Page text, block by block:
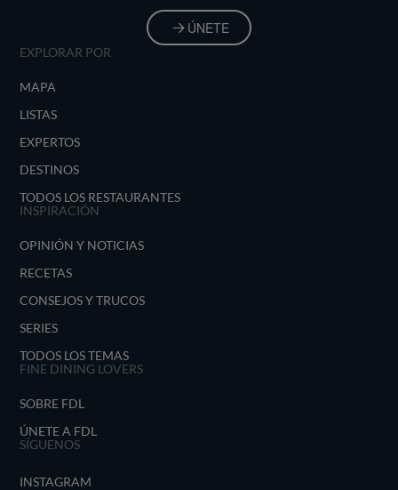
ÚNETE
EXPLORAR POR
MAPA
LISTAS
EXPERTOS
DESTINOS
TODOS LOS RESTAURANTES
INSPIRACIÓN
OPINIÓN Y NOTICIAS
RECETAS
CONSEJOS Y TRUCOS
SERIES
TODOS LOS TEMAS
FINE DINING LOVERS
SOBRE FDL
ÚNETE A FDL
SÍGUENOS
INSTAGRAM